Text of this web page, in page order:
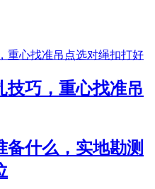
技巧，重心找准吊
备什么，实地勘测